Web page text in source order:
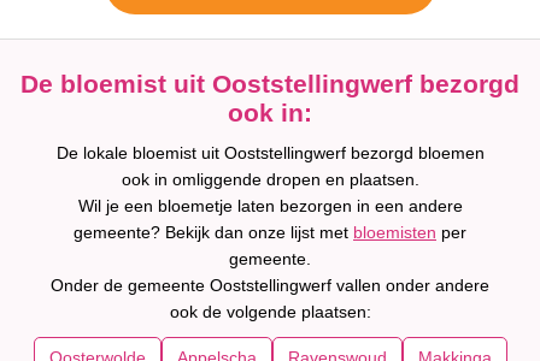
De bloemist uit Ooststellingwerf bezorgd
ook in:
De lokale bloemist uit Ooststellingwerf bezorgd bloemen
ook in omliggende dropen en plaatsen.
Wil je een bloemetje laten bezorgen in een andere
gemeente? Bekijk dan onze lijst met bloemisten per
gemeente.
Onder de gemeente Ooststellingwerf vallen onder andere
ook de volgende plaatsen: